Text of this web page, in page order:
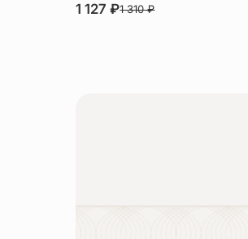
1 127₽1 310₽